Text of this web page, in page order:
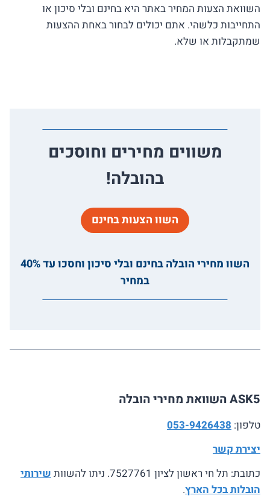
השוואת הצעות המחיר באתר היא בחינם ובלי סיכון או
התחייבות כלשהי. אתם יכולים לבחור באחת ההצעות
שמתקבלות או שלא.
משווים מחירים וחוסכים
בהובלה!
השוו הצעות בחינם
השוו מחירי הובלה בחינם ובלי סיכון וחסכו עד 40%
במחיר
ASK5 השוואת מחירי הובלה
טלפון: 053-9426438
יצירת קשר
כתובת: תל חי ראשון לציון 7527761. ניתו להשוות
שירותי
הובלות בכל הארץ.